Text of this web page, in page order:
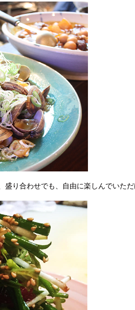
り合わせでも、自由に楽しんでいただ